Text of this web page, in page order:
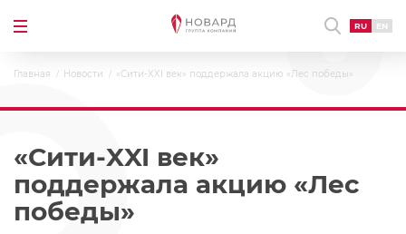
RU EN
Главная Новости «Сити-XXI век» поддержала акцию «Лес победы»
«Сити-XXI век»
поддержала акцию «Лес
победы»